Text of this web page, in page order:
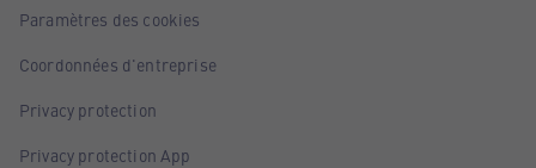
Paramètres des cookies
Coordonnées d'entreprise
Privacy protection
Privacy protection App